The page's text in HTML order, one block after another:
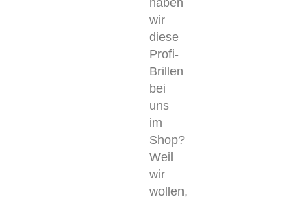
haben
wir
diese
Profi-
Brillen
bei
uns
im
Shop?
Weil
wir
wollen,